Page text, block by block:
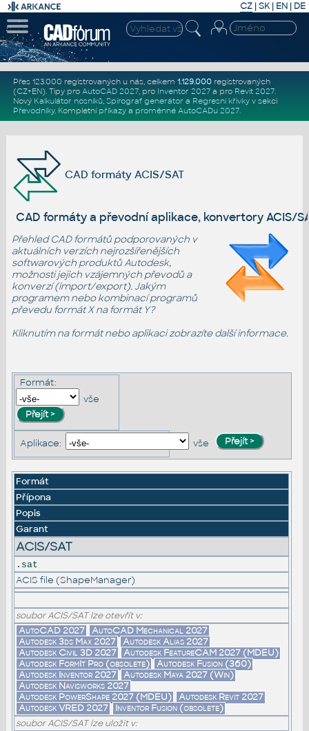
CZ | SK| EN | DE
Přes 123.000 registrovaných u nás, celkem 1.129.000registrovaných
(CZ+EN). Tipy pro AutoCAD 2027, pro Inventor 2027a pro Revit 2027.
Nový Kalkulátor nosníků, Spirograf generátor a Regresní křivkyv sekci
Převodníky. Kompletní příkazya proměnné AutoCADu 2027.
CAD formáty ACIS/SAT
CAD formáty a převodní aplikace, konvertory ACIS/
Přehled CAD formátů podporovaných v
aktuálních verzích nejrozšířenějších
softwarových produktů Autodesk,
možnosti jejich vzájemných převodů a
konverzí (import/export). Jakým
programem nebo kombinací programů
převedu formát X na formát Y?
Kliknutím na formát nebo aplikaci zobrazíte další informace.
Formát:
vše
Aplikace: vše
Formát
Přípona
Popis
Garant
ACIS/SAT
.sat
ACIS file (ShapeManager)
soubor ACIS/SAT lze otevřít v:
AutoCAD 2027 AutoCAD Mechanical 2027
Autodesk 3ds Max 2027 Autodesk Alias 2027
Autodesk Civil 3D 2027 Autodesk FeatureCAM 2027 (MDEU)
Autodesk FormIt Pro (obsolete) Autodesk Fusion (360)
Autodesk Inventor 2027 Autodesk Maya 2027 (Win)
Autodesk Navisworks 2027
Autodesk PowerShape 2027 (MDEU) Autodesk Revit 2027
Autodesk VRED 2027
Inventor Fusion (obsolete)
soubor ACIS/SAT lze uložit v: